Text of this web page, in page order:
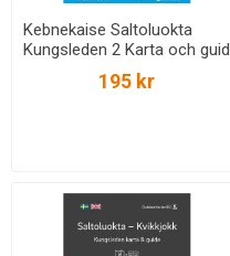
Kebnekaise Saltoluokta
Kungsleden 2 Karta och guid
: Outdoorkartan skala 1:50
195 kr